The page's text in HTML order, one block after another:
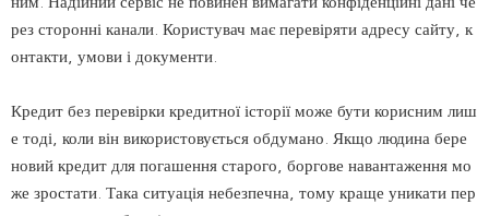
рез сторонні канали. Користувач має перевіряти адресу сайту, к
онтакти, умови і документи.
Кредит без перевірки кредитної історії може бути корисним лиш
е тоді, коли він використовується обдумано. Якщо людина бере
новий кредит для погашення старого, боргове навантаження мо
же зростати. Така ситуація небезпечна, тому краще уникати пер